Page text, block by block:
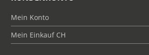
Mein Konto
Mein Einkauf CH